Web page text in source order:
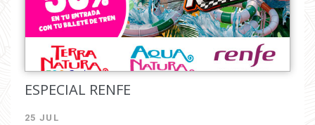
ESPECIAL RENFE
25 JUL